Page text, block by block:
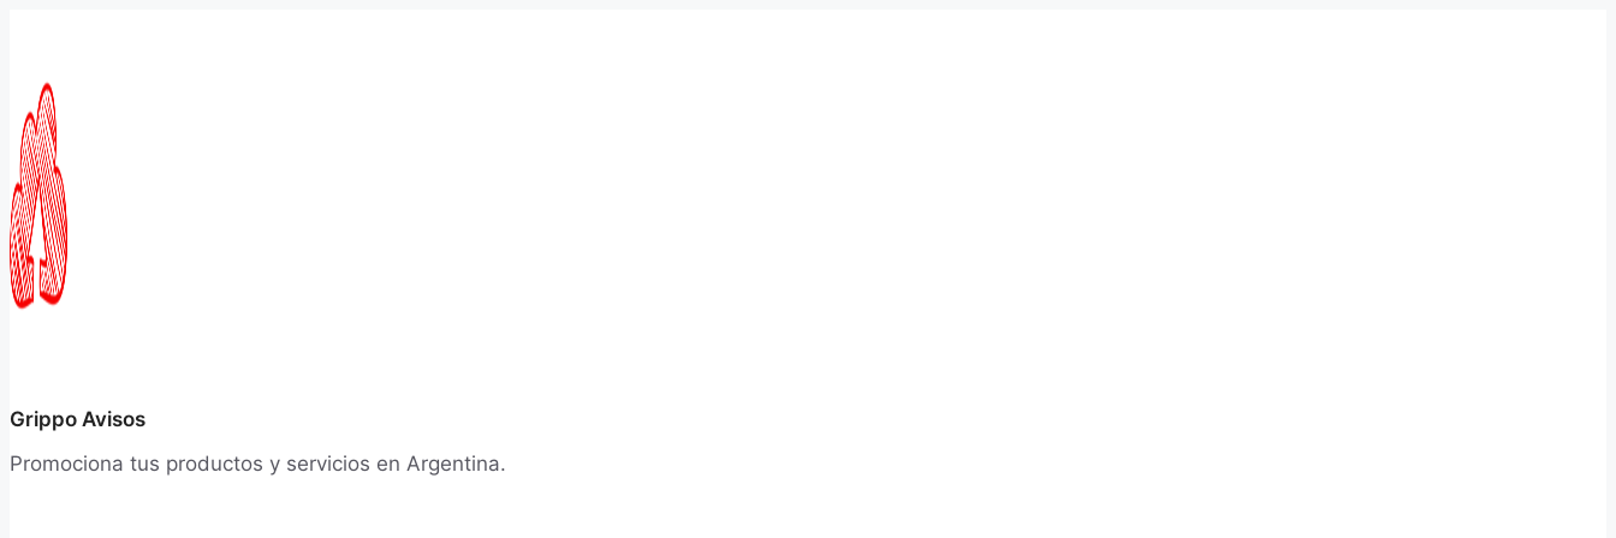
Grippo Avisos
Promociona tus productos y servicios en Argentina.